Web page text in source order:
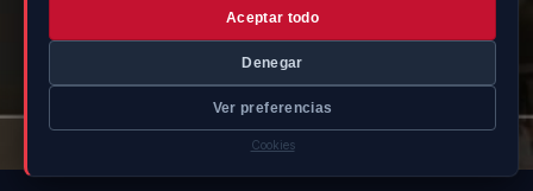
Aceptar todo
Denegar
Ver preferencias
Cookies